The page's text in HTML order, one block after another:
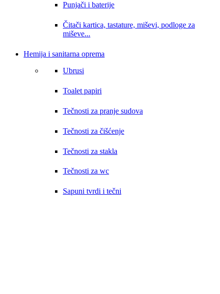
Punjači i baterije
Čitači kartica, tastature, miševi, podloge za
miševe...
Hemija i sanitarna oprema
Ubrusi
Toalet papiri
Tečnosti za pranje sudova
Tečnosti za čišćenje
Tečnosti za stakla
Tečnosti za wc
Sapuni tvrdi i tečni